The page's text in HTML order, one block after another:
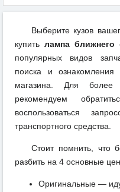
Выберите кузов
купить лампа ближнего
популярных видов
поиска и
магазина. Для более
рекомендуем
воспользоваться
транспортного средства.
Стоит помнить, что
разбить на 4 основные
Оригинальные —